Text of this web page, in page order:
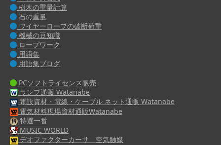
樹木の重量計算
石の重量
ワイヤーロープの破断荷重
機械の豆知識
ロープワーク
用語集
用語集ブログ
PCソフトライセンス販売
ランプ通販 Watanabe
電設資材・電線・ケーブル ネット通販 Watanabe
電気材料現場資材通販Watanabe
特選一番
MUSIC WORLD
デオファクターカーサ 空気触媒